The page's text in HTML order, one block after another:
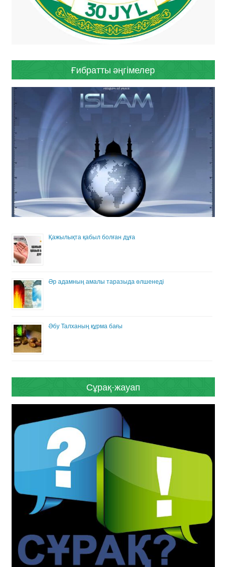
Ғибратты әңгімелер
Қажылықта қабыл болған дұға
Әр адамның амалы таразыда өлшенеді
Әбу Талханың құрма бағы
Сұрақ-жауап